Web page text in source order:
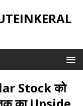
Stock को